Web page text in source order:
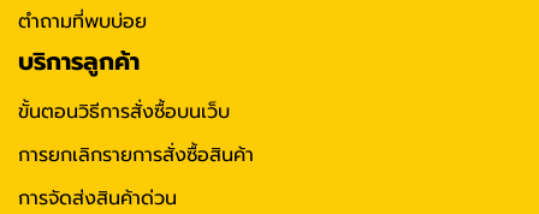
ตำถามที่พบบ่อย
บริการลูกค้า
ขั้นตอนวิธีการสั่งซื้อบนเว็บ
การยกเลิกรายการสั่งซื้อสินค้า
การจัดส่งสินค้าด่วน